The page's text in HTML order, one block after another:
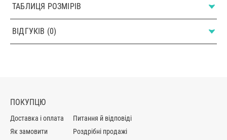
ТАБЛИЦЯ РОЗМІРІВ
ВІДГУКІВ (0)
ПОКУПЦЮ
Доставка і оплата
Як замовити
Питання й відповіді
Роздрібні продажі